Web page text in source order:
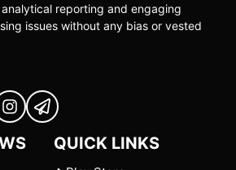
reporting and engaging
issues without any bias or vested
QUICK LINKS